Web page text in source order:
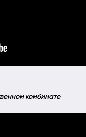
комбинате